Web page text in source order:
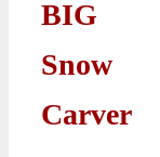
BIG
Snow
Carver